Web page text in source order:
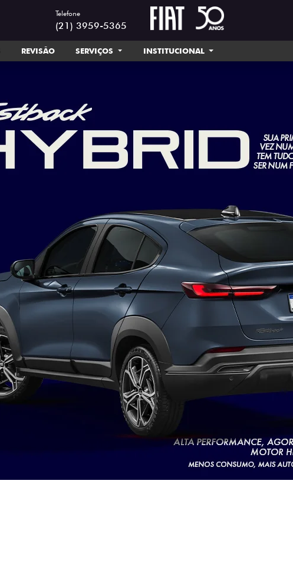
Telefone
(21) 3959-5365
REVISÃO SERVIÇOS INSTITUCIONAL